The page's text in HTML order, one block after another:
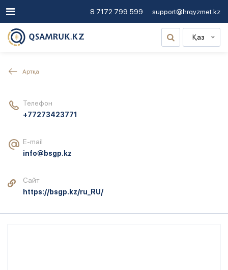
8 7172 799 599 support@hrqyzmet.kz
Қаз
Артқа
Телефон
+77273423771
E-mail
info@bsgp.kz
Сайт
https://bsgp.kz/ru_RU/